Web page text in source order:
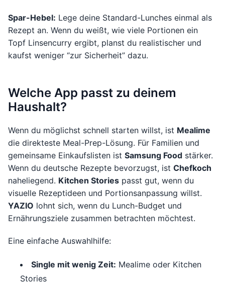
Spar-Hebel: Lege deine Standard-Lunches einmal als
Rezept an. Wenn du weißt, wie viele Portionen ein
Topf Linsencurry ergibt, planst du realistischer und
kaufst weniger “zur Sicherheit” dazu.
Welche App passt zu deinem
Haushalt?
Wenn du möglichst schnell starten willst, ist Mealime
die direkteste Meal-Prep-Lösung. Für Familien und
gemeinsame Einkaufslisten ist Samsung Food stärker.
Wenn du deutsche Rezepte bevorzugst, ist Chefkoch
naheliegend. Kitchen Stories passt gut, wenn du
visuelle Rezeptideen und Portionsanpassung willst.
YAZIO lohnt sich, wenn du Lunch-Budget und
Ernährungsziele zusammen betrachten möchtest.
Eine einfache Auswahlhilfe:
Single mit wenig Zeit: Mealime oder Kitchen
Stories